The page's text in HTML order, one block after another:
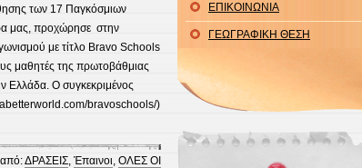
των 17 Παγκόσμιων
μας, προχώρησε στην
με τίτλο Bravo Schools
μαθητές της πρωτοβάθμιας
Ελλάδα. O συγκεκριμένος
bravoschools/)
ΔΡΑΣΕΙΣ, Έπαινοι, ΟΛΕΣ ΟΙ
ΕΠΙΚΟΙΝΩΝΙΑ
ΓΕΩΓΡΑΦΙΚΗ ΘΕΣΗ